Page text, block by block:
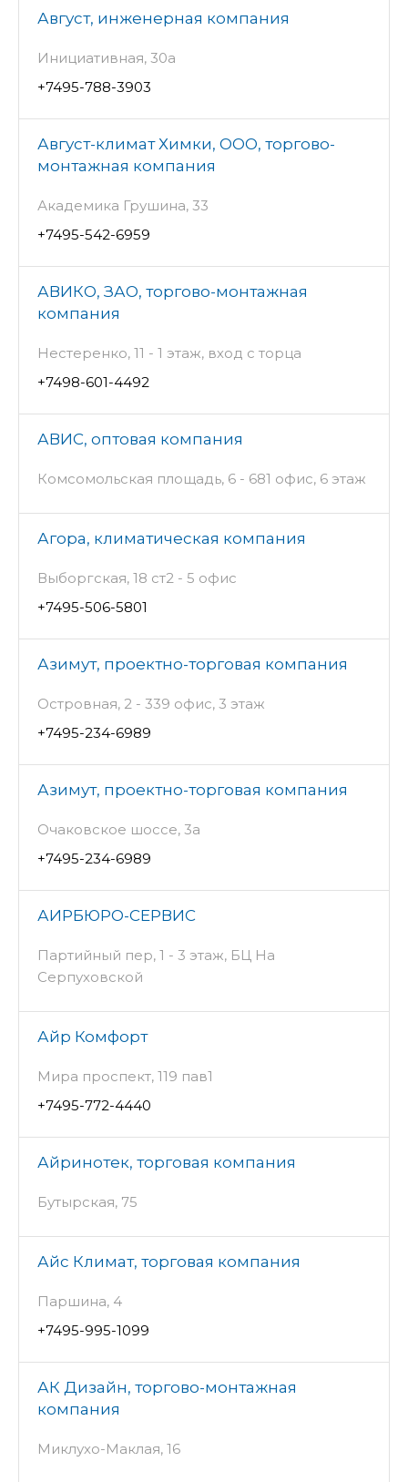
Август, инженерная компания
Инициативная, 30а
+7495-788-3903
Август-климат Химки, ООО, торгово-
монтажная компания
Академика Грушина, 33
+7495-542-6959
АВИКО, ЗАО, торгово-монтажная
компания
Нестеренко, 11 - 1 этаж, вход с торца
+7498-601-4492
АВИС, оптовая компания
Комсомольская площадь, 6 - 681 офис, 6 этаж
Агора, климатическая компания
Выборгская, 18 ст2 - 5 офис
+7495-506-5801
Азимут, проектно-торговая компания
Островная, 2 - 339 офис, 3 этаж
+7495-234-6989
Азимут, проектно-торговая компания
Очаковское шоссе, 3а
+7495-234-6989
АИРБЮРО-СЕРВИС
Партийный пер, 1 - 3 этаж, БЦ На
Серпуховской
Айр Комфорт
Мира проспект, 119 пав1
+7495-772-4440
Айринотек, торговая компания
Бутырская, 75
Айс Климат, торговая компания
Паршина, 4
+7495-995-1099
АК Дизайн, торгово-монтажная
компания
Миклухо-Маклая, 16